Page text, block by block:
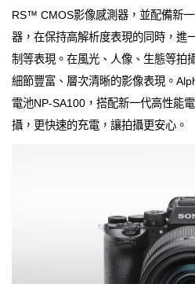
RS™ CMOS影像感測器，並配備新
器，在保持高解析度表現的同時，進
制等表現。在風光、人像、生態等拍
細節豐富、層次清晰的影像表現。
電池NP-SA100，搭配新一代高性能
攝，更快速的充電，讓拍攝更安心。